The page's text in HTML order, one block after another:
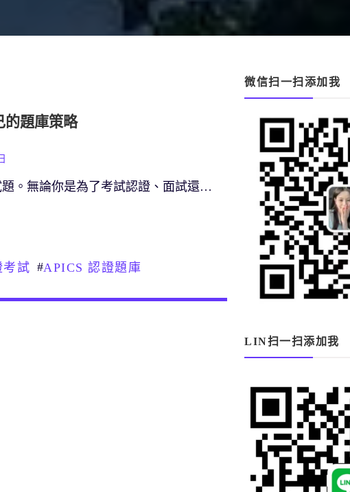
的題庫策略
。無論你是為了考試認證、面試還…
考試 #APICS 認證題庫
微信扫一扫添加我
LIN扫一扫添加我